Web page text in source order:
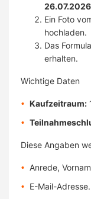
26.07.2026
Ein Foto
hochladen.
Das
erhalten.
Wichtige Daten
Kaufzeitraum:
Diese Angaben
Anrede,
E-Mail-Adresse.